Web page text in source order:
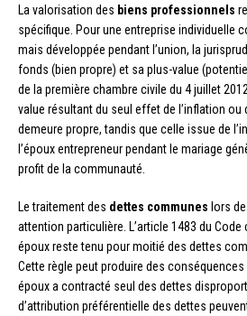
La valorisation des biens professionnels
spécifique. Pour une entreprise individuelle
mais développée pendant l’union, la
fonds (bien propre) et sa plus-value
de la première chambre civile du 4 juillet
value résultant du seul effet de l’inflation ou
demeure propre, tandis que celle issue de
l’époux entrepreneur pendant le mariage
profit de la communauté.
Le traitement des dettes communes lors
attention particulière. L’article 1483 du
époux reste tenu pour moitié des dettes
Cette règle peut produire des conséquences
époux a contracté seul des dettes
d’attribution préférentielle des dettes